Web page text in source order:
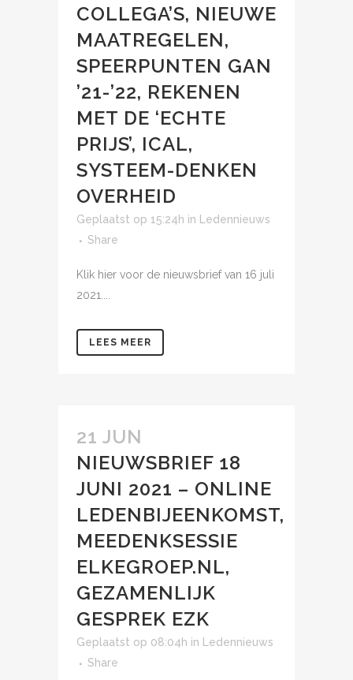
COLLEGA’S, NIEUWE
MAATREGELEN,
SPEERPUNTEN GAN
’21-’22, REKENEN
MET DE ‘ECHTE
PRIJS’, ICAL,
SYSTEEM-DENKEN
OVERHEID
Geplaatst op 15:24h in
Ledennieuws
Share
Klik hier voor de nieuwsbrief van 16 juli
2021....
LEES MEER
21 JUN
NIEUWSBRIEF 18
JUNI 2021 – ONLINE
LEDENBIJEENKOMST,
MEEDENKSESSIE
ELKEGROEP.NL,
GEZAMENLIJK
GESPREK EZK
Geplaatst op 08:04h in
Ledennieuws
Share